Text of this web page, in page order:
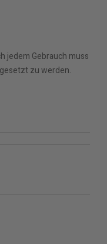
jedem Gebrauch muss
zu werden.